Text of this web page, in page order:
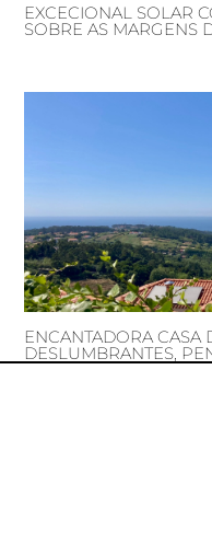
EXCECIONAL SOLAR
SOBRE AS MARGENS
ENCANTADORA CASA
DESLUMBRANTES,